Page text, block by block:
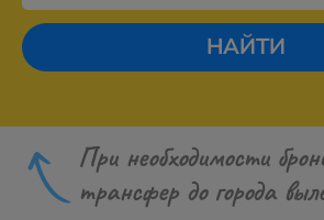
НАЙТИ
При необходимости
трансфер до города